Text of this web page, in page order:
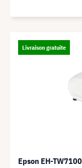
Livraison gratuite
Epson EH-